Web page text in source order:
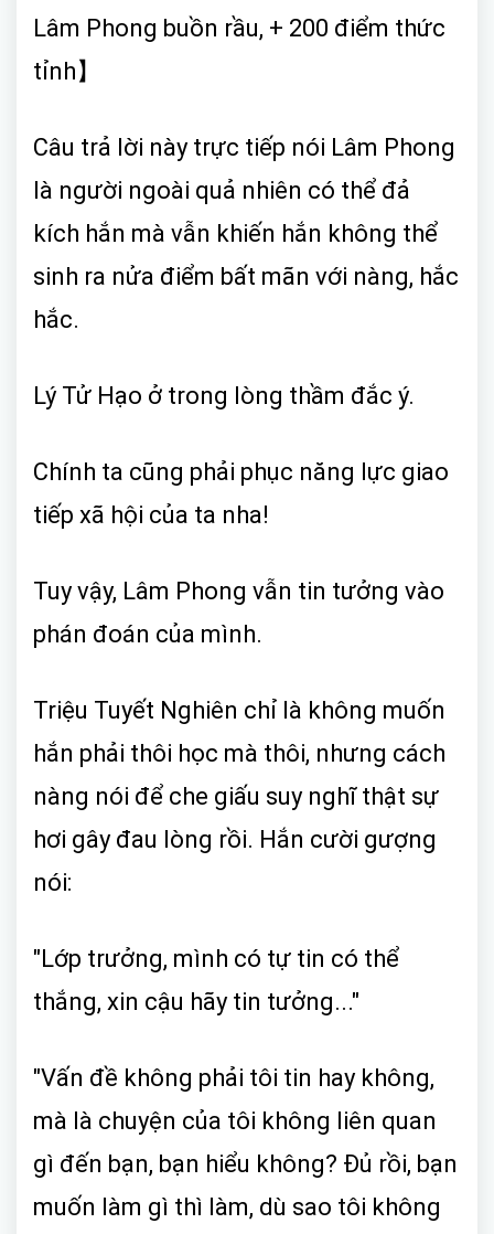
Lâm Phong buồn rầu, + 200 điểm thức
tỉnh】
Câu trả lời này trực tiếp nói Lâm Phong
là người ngoài quả nhiên có thể đả
kích hắn mà vẫn khiến hắn không thể
sinh ra nửa điểm bất mãn với nàng, hắc
hắc.
Lý Tử Hạo ở trong lòng thầm đắc ý.
Chính ta cũng phải phục năng lực giao
tiếp xã hội của ta nha!
Tuy vậy, Lâm Phong vẫn tin tưởng vào
phán đoán của mình.
Triệu Tuyết Nghiên chỉ là không muốn
hắn phải thôi học mà thôi, nhưng cách
nàng nói để che giấu suy nghĩ thật sự
hơi gây đau lòng rồi. Hắn cười gượng
nói:
"Lớp trưởng, mình có tự tin có thể
thắng, xin cậu hãy tin tưởng..."
"Vấn đề không phải tôi tin hay không,
mà là chuyện của tôi không liên quan
gì đến bạn, bạn hiểu không? Đủ rồi, bạn
muốn làm gì thì làm, dù sao tôi không